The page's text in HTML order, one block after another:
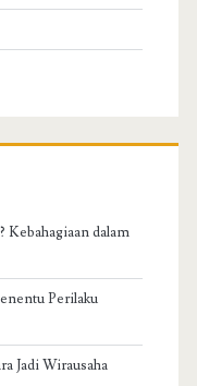
Kebahagiaan dalam
Perilaku
Jadi Wirausaha